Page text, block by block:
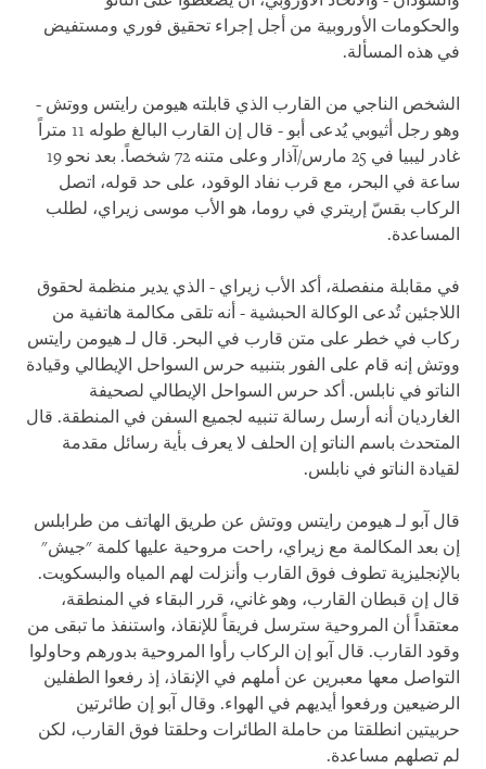
والحكومات الأوروبية من أجل إجراء تحقيق فوري ومستفيض
في هذه المسألة.
الشخص الناجي من القارب الذي قابلته هيومن رايتس ووتش -
وهو رجل أثيوبي يُدعى أبو - قال إن القارب البالغ طوله 11 متراً
غادر ليبيا في 25 مارس/آذار وعلى متنه 72 شخصاً. بعد نحو 19
ساعة في البحر، مع قرب نفاد الوقود، على حد قوله، اتصل
الركاب بقسّ إريتري في روما، هو الأب موسى زيراي، لطلب
المساعدة.
في مقابلة منفصلة، أكد الأب زيراي - الذي يدير منظمة لحقوق
اللاجئين تُدعى الوكالة الحبشية - أنه تلقى مكالمة هاتفية من
ركاب في خطر على متن قارب في البحر. قال لـ هيومن رايتس
ووتش إنه قام على الفور بتنبيه حرس السواحل الإيطالي وقيادة
الناتو في نابلس. أكد حرس السواحل الإيطالي لصحيفة
الغارديان أنه أرسل رسالة تنبيه لجميع السفن في المنطقة. قال
المتحدث باسم الناتو إن الحلف لا يعرف بأية رسائل مقدمة
لقيادة الناتو في نابلس.
قال آبو لـ هيومن رايتس ووتش عن طريق الهاتف من طرابلس
إن بعد المكالمة مع زيراي، راحت مروحية عليها كلمة "جيش"
بالإنجليزية تطوف فوق القارب وأنزلت لهم المياه والبسكويت.
قال إن قبطان القارب، وهو غاني، قرر البقاء في المنطقة،
معتقداً أن المروحية سترسل فريقاً للإنقاذ، واستنفذ ما تبقى من
وقود القارب. قال آبو إن الركاب رأوا المروحية بدورهم وحاولوا
التواصل معها معبرين عن أملهم في الإنقاذ، إذ رفعوا الطفلين
الرضيعين ورفعوا أيديهم في الهواء. وقال آبو إن طائرتين
حربيتين انطلقتا من حاملة الطائرات وحلقتا فوق القارب، لكن
لم تصلهم مساعدة.